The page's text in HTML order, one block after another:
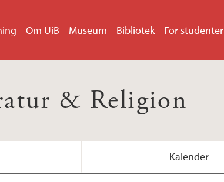
Om UiB Museum Bibliotek For studenter
& Religion
Kalender